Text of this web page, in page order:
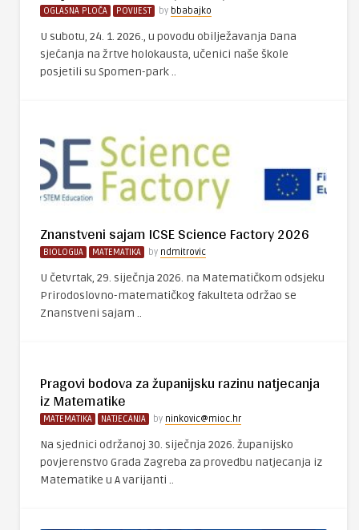
OGLASNA PLOČA POVIJEST by bbabajko
U subotu, 24. 1. 2026., u povodu obilježavanja Dana
sjećanja na žrtve holokausta, učenici naše škole
posjetili su Spomen-park ..
Znanstveni sajam ICSE Science Factory 2026
BIOLOGIJA MATEMATIKA by ndmitrovic
U četvrtak, 29. siječnja 2026. na Matematičkom odsjeku
Prirodoslovno-matematičkog fakulteta održao se
Znanstveni sajam ..
Pragovi bodova za županijsku razinu natjecanja
iz Matematike
MATEMATIKA NATJECANJA by ninkovic@mioc.hr
Na sjednici održanoj 30. siječnja 2026. županijsko
povjerenstvo Grada Zagreba za provedbu natjecanja iz
Matematike u A varijanti ..